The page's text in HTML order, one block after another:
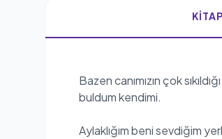
Bazen canımızın çok
buldum kendimi.
Aylaklığım beni sevdiğim